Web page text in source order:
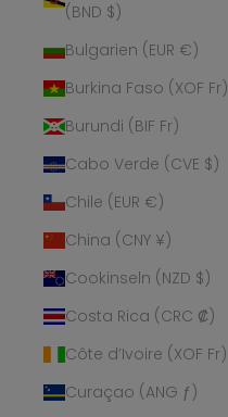
(BND $)
Bulgarien (EUR €)
Burkina Faso (XOF Fr)
Burundi (BIF Fr)
Cabo Verde (CVE $)
Chile (EUR €)
China (CNY ¥)
Cookinseln (NZD $)
Costa Rica (CRC ₡)
Côte d’Ivoire (XOF Fr)
Curaçao (ANG ƒ)